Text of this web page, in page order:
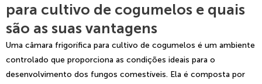
para cultivo de cogumelos e quais
são as suas vantagens
Uma câmara frigorífica para cultivo de cogumelos é um ambiente
controlado que proporciona as condições ideais para o
desenvolvimento dos fungos comestíveis. Ela é composta por